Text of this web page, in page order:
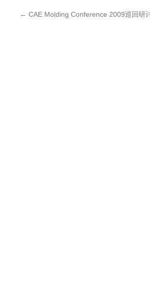
← CAE Molding Conference 2009巡回研